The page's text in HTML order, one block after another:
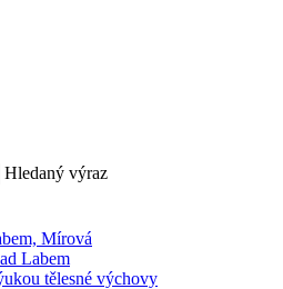
Hledaný výraz
Labem
tělesné výchovy